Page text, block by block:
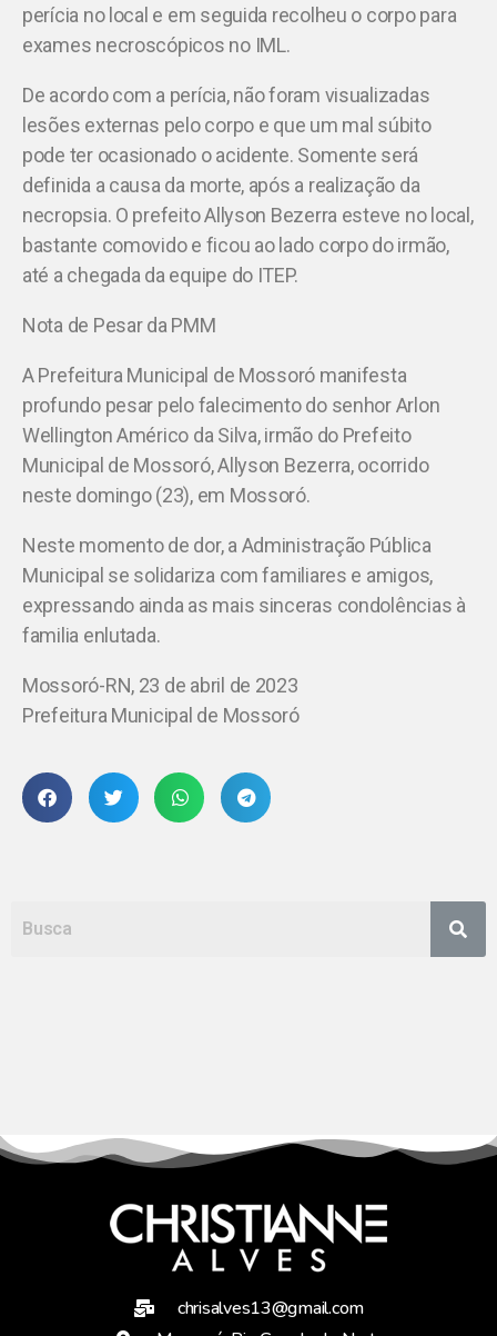
perícia no local e em seguida recolheu o corpo para
exames necroscópicos no IML.
De acordo com a perícia, não foram visualizadas
lesões externas pelo corpo e que um mal súbito
pode ter ocasionado o acidente. Somente será
definida a causa da morte, após a realização da
necropsia. O prefeitoAllyson Bezerra esteve no local,
bastante comovido e ficou ao lado corpo do irmão,
até a chegada da equipe do ITEP.
Nota de Pesar da PMM
A Prefeitura Municipal de Mossoró manifesta
profundo pesar pelo falecimento do senhor Arlon
Wellington Américo da Silva, irmão do Prefeito
Municipal de Mossoró, Allyson Bezerra, ocorrido
neste domingo (23), em Mossoró.
Neste momento de dor, a Administração Pública
Municipal se solidariza com familiares e amigos,
expressando ainda as mais sinceras condolências à
familia enlutada.
Mossoró-RN, 23 de abril de 2023
Prefeitura Municipal de Mossoró
chrisalves13@gmail.com